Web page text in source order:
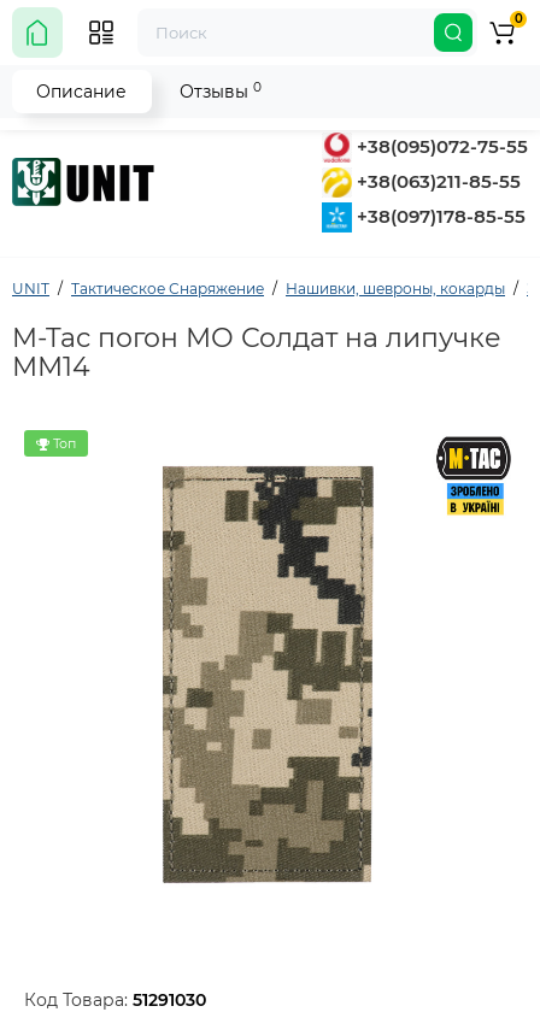
+38(095)072-75-55
+38(063)211-85-55
+38(097)178-85-55
0
UNIT Тактическое Снаряжение Нашивки, шевроны, кокарды
M-Tac погон МО Солдат на липучке
ММ14
Топ
Код Товара: 51291030
Описание Отзывы 0